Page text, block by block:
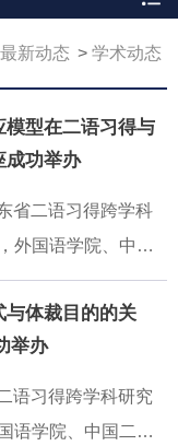
最新动态 学术动态
型在二语习得与
成功举办
省二语习得跨学科
外国语学院、中国
讲座，在外国语学
学应用语言学教
“混合效应模型在
一核心主题，为我
导性的学术分享。
与体裁目的的关
举办
语习得跨学科研究
语学院、中国二语